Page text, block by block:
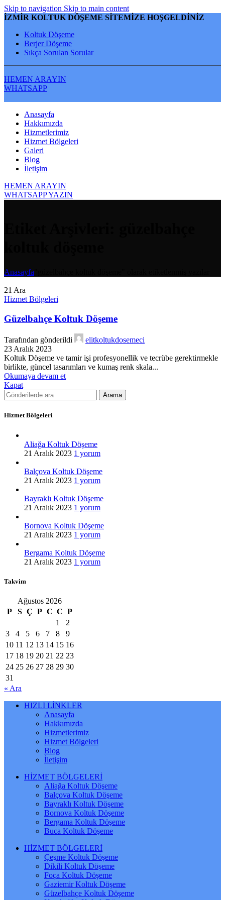
Skip to navigation Skip to main content
İZMİR KOLTUK DÖŞEME SİTEMİZE HOŞGELDİNİZ
Koltuk Döşeme
Berjer Döşeme
Sıkça Sorulan Sorular
HEMEN ARAYIN
WHATSAPP
Anasayfa
Hakkımızda
Hizmetlerimiz
Hizmet Bölgeleri
Galeri
Blog
İletişim
HEMEN ARAYIN
WHATSAPP YAZIN
Anasayfa
21 Ara
Hizmet Bölgeleri
Güzelbahçe Koltuk Döşeme
Tarafından gönderildi
elitkoltukdosemeci
23 Aralık 2023
Koltuk Döşeme ve tamir işi profesyonellik ve tecrübe gerektirmekle
birlikte, güncel tasarımları ve kumaş renk skala...
Okumaya devam et
Kapat
Arama
Hizmet Bölgeleri
Aliağa Koltuk Döşeme
21 Aralık 2023 1 yorum
Balçova Koltuk Döşeme
21 Aralık 2023 1 yorum
Bayraklı Koltuk Döşeme
21 Aralık 2023 1 yorum
Bornova Koltuk Döşeme
21 Aralık 2023 1 yorum
Bergama Koltuk Döşeme
21 Aralık 2023 1 yorum
Takvim
Ağustos 2026
P
S Ç P C C P
1
2
3
4 5 6 7 8
9
10 11 12 13 14 15 16
17 18 19 20 21 22 23
24 25 26 27 28 29 30
31
« Ara
HIZLI LİNKLER
Anasayfa
Hakkımızda
Hizmetlerimiz
Hizmet Bölgeleri
Blog
İletişim
HİZMET BÖLGELERİ
Aliağa Koltuk Döşeme
Balçova Koltuk Döşeme
Bayraklı Koltuk Döşeme
Bornova Koltuk Döşeme
Bergama Koltuk Döşeme
Buca Koltuk Döşeme
HİZMET BÖLGELERİ
Çeşme Koltuk Döşeme
Dikili Koltuk Döşeme
Foça Koltuk Döşeme
Gaziemir Koltuk Döşeme
Güzelbahçe Koltuk Döşeme